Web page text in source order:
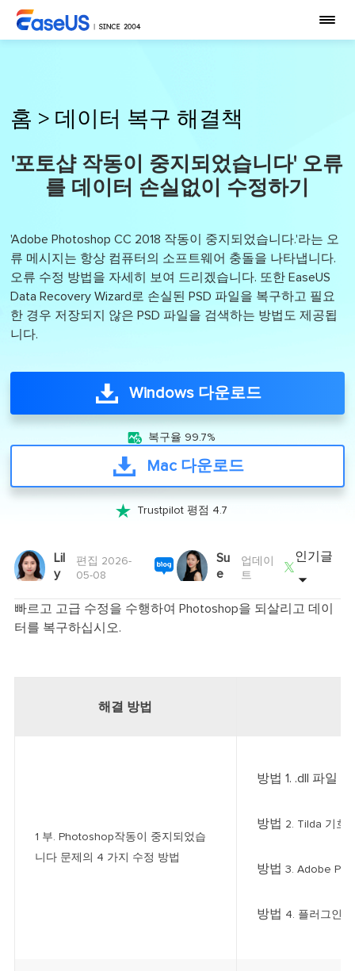
홈 > 데이터 복구 해결책
'포토샵 작동이 중지되었습니다' 오류
를 데이터 손실없이 수정하기
'Adobe Photoshop CC 2018 작동이 중지되었습니다.'라는 오
류 메시지는 항상 컴퓨터의 소프트웨어 충돌을 나타냅니다.
오류 수정 방법을 자세히 보여 드리겠습니다. 또한 EaseUS
Data Recovery Wizard로 손실된 PSD 파일을 복구하고 필요
한 경우 저장되지 않은 PSD 파일을 검색하는 방법도 제공됩
니다.
Windows 다운로드
 복구율 99.7%
Mac 다운로드
 Trustpilot 평점 4.7
Lil
y
편집 2026-
05-08
Su
e
업데이
트

인기글
빠르고 고급 수정을 수행하여 Photoshop을 되살리고 데이
터를 복구하십시오.
해결 방법
1 부. Photoshop작동이 중지되었습
니다 문제의 4 가지 수정 방법
방법 1. .dll 파일
방법 2. Tilda 기호
방법 3. Adobe
방법 4. 플러그인